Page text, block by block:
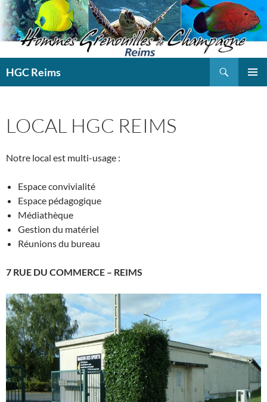
Aller
au
contenu
HGC Reims
LOCAL HGC REIMS
Notre local est multi-usage :
Espace convivialité
Espace pédagogique
Médiathèque
Gestion du matériel
Réunions du bureau
7 RUE DU COMMERCE – REIMS